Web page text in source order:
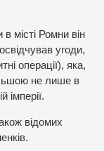
місті Ромни він
угоди,
операції), яка,
не лише в
імперії.
відомих